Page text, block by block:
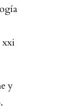
xxi
y